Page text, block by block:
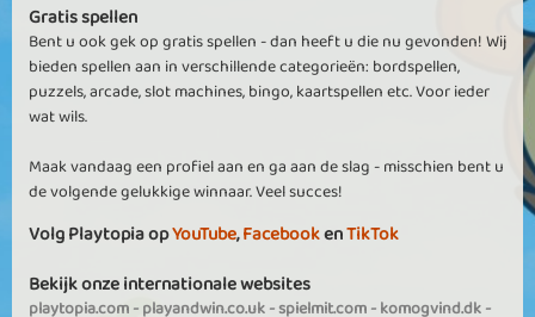
Gratis spellen
Bent u ook gek op gratis spellen - dan heeft u die nu gevonden! Wij
bieden spellen aan in verschillende categorieën: bordspellen,
puzzels, arcade, slot machines, bingo, kaartspellen etc. Voor ieder
wat wils.
Maak vandaag een profiel aan en ga aan de slag - misschien bent u
de volgende gelukkige winnaar. Veel succes!
Volg Playtopia opYouTube,FacebookenTikTok
Bekijk onze internationale websites
playtopia.com-playandwin.co.uk-spielmit.com-komogvind.dk-